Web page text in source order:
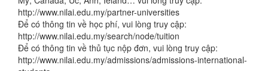
http://www.nilai.edu.my/partner-universities
Để có thông tin về học phí, vui lòng truy cập:
http://www.nilai.edu.my/search/node/tuition
Để có thông tin về thủ tục nộp đơn, vui lòng truy cập:
http://www.nilai.edu.my/admissions/admissions-international-